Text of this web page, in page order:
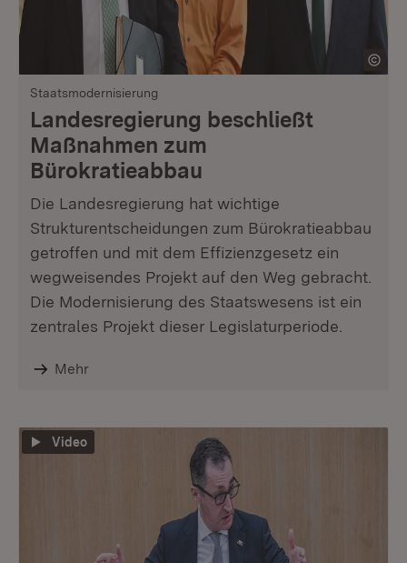
Staatsmodernisierung
Landesregierung beschließt
Maßnahmen zum
Bürokratieabbau
Die Landesregierung hat wichtige
Strukturentscheidungen zum Bürokratieabbau
getroffen und mit dem Effizienzgesetz ein
wegweisendes Projekt auf den Weg gebracht.
Die Modernisierung des Staatswesens ist ein
zentrales Projekt dieser Legislaturperiode.
Mehr
Video